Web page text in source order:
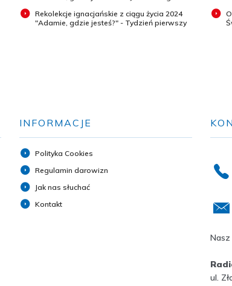
Rekolekcje ignacjańskie z ciągu życia 2024
"Adamie, gdzie jesteś?" - Tydzień pierwszy
INFORMACJE
Polityka Cookies
Regulamin darowizn
Jak nas słuchać
Kontakt
Nasz
ul.